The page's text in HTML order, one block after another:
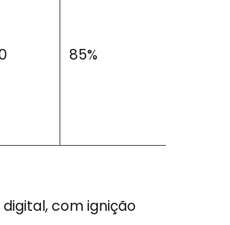
85%
digital, com ignição